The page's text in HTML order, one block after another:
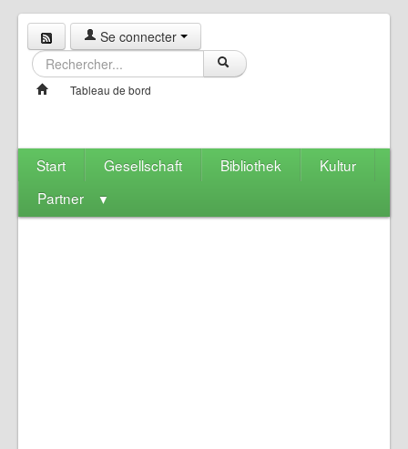
Se connecter
Tableau de bord
Start Gesellschaft Bibliothek
Kultur
Partner
▼